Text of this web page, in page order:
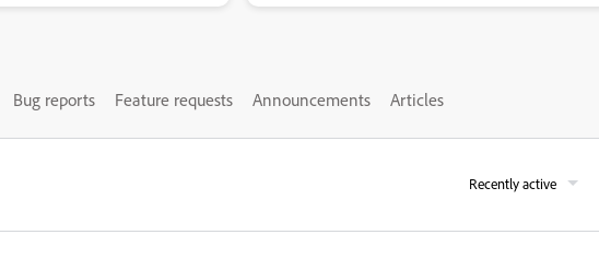
Bug reports Feature requests Announcements Articles
Recently active